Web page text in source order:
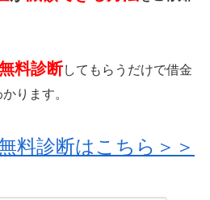
料診断してもらうだけで借金
ります。
料診断はこちら＞＞